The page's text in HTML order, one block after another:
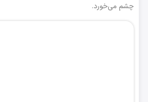
چشم می‌خورد.